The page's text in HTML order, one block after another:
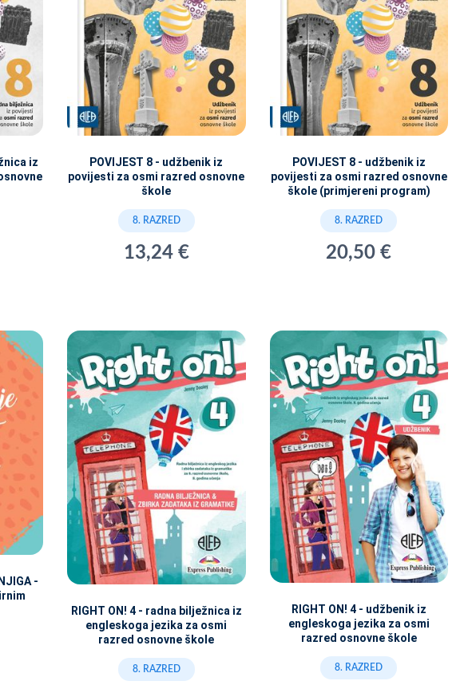
iz
POVIJEST 8 - udžbenik iz
povijesti za osmi razred osnovne
škole
8. RAZRED
13,24 €
POVIJEST 8 - udžbenik iz
povijesti za osmi razred osnovne
škole (primjereni program)
8. RAZRED
20,50 €
-
RIGHT ON! 4 - radna bilježnica iz
engleskoga jezika za osmi
razred osnovne škole
8. RAZRED
RIGHT ON! 4 - udžbenik iz
engleskoga jezika za osmi
razred osnovne škole
8. RAZRED